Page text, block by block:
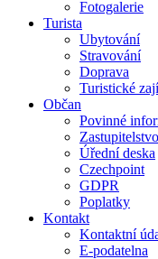
Fotogalerie
Turista
Ubytování
Stravování
Doprava
Turistické
Občan
Povinné
Zastupitelstvo
Úřední deska
Czechpoint
GDPR
Poplatky
Kontakt
Kontaktní
E-podatelna